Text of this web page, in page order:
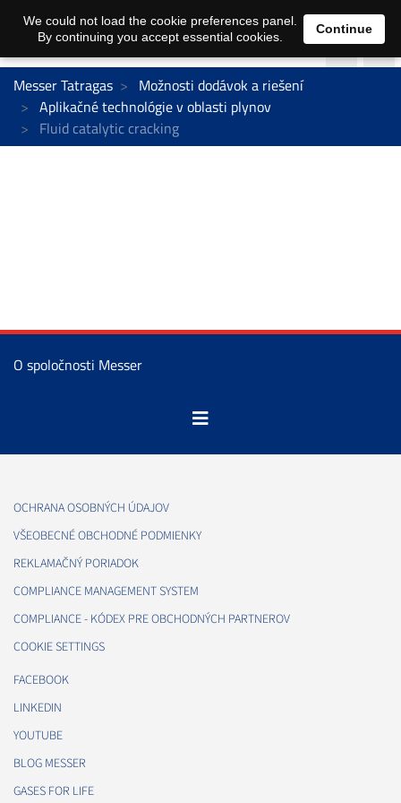
Messer Tatragas
Možnosti dodávok a riešení
Aplikačné technológie v oblasti plynov
Fluid catalytic cracking
O spoločnosti Messer
OCHRANA OSOBNÝCH ÚDAJOV
VŠEOBECNÉ OBCHODNÉ PODMIENKY
REKLAMAČNÝ PORIADOK
COMPLIANCE MANAGEMENT SYSTEM
COMPLIANCE - KÓDEX PRE OBCHODNÝCH PARTNEROV
COOKIE SETTINGS
FACEBOOK
LINKEDIN
YOUTUBE
BLOG MESSER
GASES FOR LIFE
We could not load the cookie preferences panel.
By continuing you accept essential cookies.
Continue